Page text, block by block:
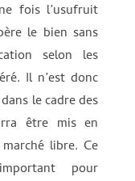
fois l’usufruit
le bien sans
selon les
Il n’est donc
le cadre des
être mis en
libre. Ce
pour